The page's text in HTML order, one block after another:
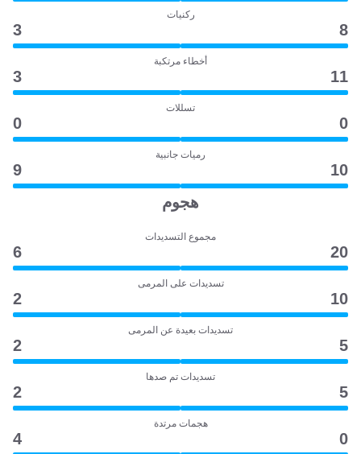
ركنيات
8
3
أخطاء مرتكبة
11
3
تسللات
0
0
رميات جانبية
10
9
هجوم
مجموع التسديدات
20
6
تسديدات على المرمى
10
2
تسديدات بعيدة عن المرمى
5
2
تسديدات تم صدها
5
2
هجمات مرتدة
0
4